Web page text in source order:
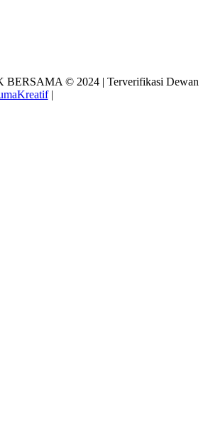
BERSAMA © 2024 | Terverifikasi Dewan
|